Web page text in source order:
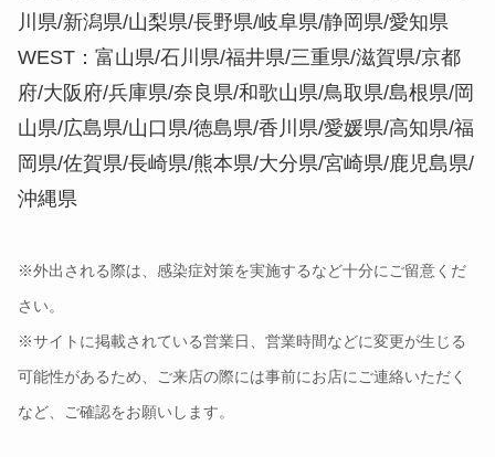
川県/新潟県/山梨県/長野県/岐阜県/静岡県/愛知県
WEST：富山県/石川県/福井県/三重県/滋賀県/京都
府/大阪府/兵庫県/奈良県/和歌山県/鳥取県/島根県/岡
山県/広島県/山口県/徳島県/香川県/愛媛県/高知県/福
岡県/佐賀県/長崎県/熊本県/大分県/宮崎県/鹿児島県/
沖縄県
※外出される際は、感染症対策を実施するなど十分にご留意くだ
さい。
※サイトに掲載されている営業日、営業時間などに変更が生じる
可能性があるため、ご来店の際には事前にお店にご連絡いただく
など、ご確認をお願いします。